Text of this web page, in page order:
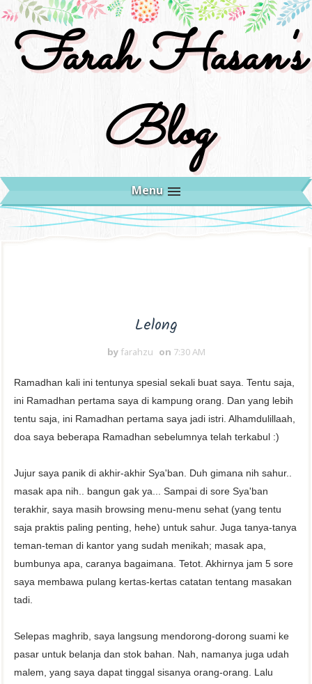
Farah Hasan's
Blog
Menu
Lelong
by farahzu on 7:30 AM
Ramadhan kali ini tentunya spesial sekali buat saya. Tentu saja,
ini Ramadhan pertama saya di kampung orang. Dan yang lebih
tentu saja, ini Ramadhan pertama saya jadi istri. Alhamdulillaah,
doa saya beberapa Ramadhan sebelumnya telah terkabul :)
Jujur saya panik di akhir-akhir Sya'ban. Duh gimana nih sahur..
masak apa nih.. bangun gak ya... Sampai di sore Sya'ban
terakhir, saya masih browsing menu-menu sehat (yang tentu
saja praktis paling penting, hehe) untuk sahur. Juga tanya-tanya
teman-teman di kantor yang sudah menikah; masak apa,
bumbunya apa, caranya bagaimana. Tetot. Akhirnya jam 5 sore
saya membawa pulang kertas-kertas catatan tentang masakan
tadi.
Selepas maghrib, saya langsung mendorong-dorong suami ke
pasar untuk belanja dan stok bahan. Nah, namanya juga udah
malem, yang saya dapat tinggal sisanya orang-orang. Lalu